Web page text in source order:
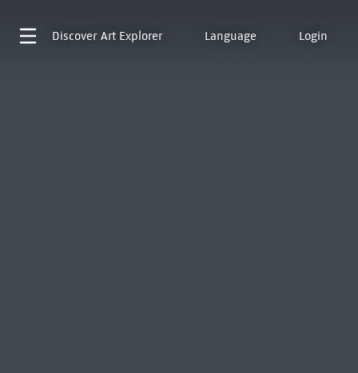
Discover Art Explorer Language Login